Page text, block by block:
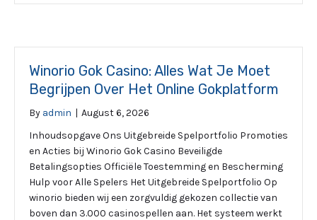
Winorio Gok Casino: Alles Wat Je Moet
Begrijpen Over Het Online Gokplatform
By admin | August 6, 2026
Inhoudsopgave Ons Uitgebreide Spelportfolio Promoties
en Acties bij Winorio Gok Casino Beveiligde
Betalingsopties Officiële Toestemming en Bescherming
Hulp voor Alle Spelers Het Uitgebreide Spelportfolio Op
winorio bieden wij een zorgvuldig gekozen collectie van
boven dan 3.000 casinospellen aan. Het systeem werkt